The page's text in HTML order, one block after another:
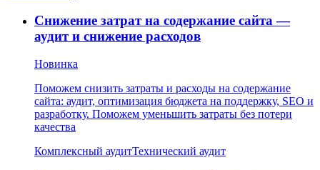
Снижение затрат на содержание сайта —
аудит и снижение расходов
Новинка
Поможем снизить затраты и расходы на содержание
сайта: аудит, оптимизация бюджета на поддержку, SEO и
разработку. Поможем уменьшить затраты без потери
качества
Комплексный аудитТехнический аудит